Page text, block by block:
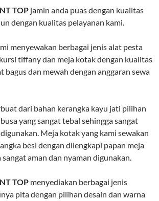
TOP jamin anda puas dengan kualitas
dengan kualitas pelayanan kami.
menyewakan berbagai jenis alat pesta
tiffany dan meja kotak dengan kualitas
bagus dan mewah dengan anggaran sewa
dari bahan kerangka kayu jati pilihan
yang sangat tebal sehingga sangat
Meja kotak yang kami sewakan
besi dengan dilengkapi papan meja
aman dan nyaman digunakan.
TOP menyediakan berbagai jenis
pita dengan pilihan desain dan warna